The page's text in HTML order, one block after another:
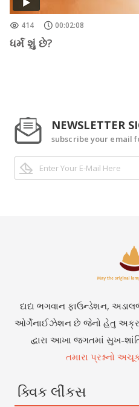
414 00:02:08
ધર્મ શું છે?
NEWSLETTER
subscribe your email
દાદા ભગવાન ફાઉન્ડેશન,
ઓર્ગેનાઈઝેશન છે જેનો હેતુ અક્રમ
દ્વારા આખા જગતમાં સુખ-
તમારા પ્રશ્નનો
ક્વિક લીંકસ